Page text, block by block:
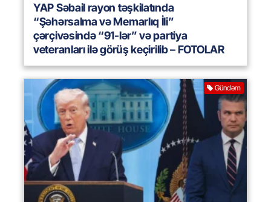
YAP Səbail rayon təşkilatında
“Şəhərsalma və Memarlıq İli”
çərçivəsində “91-lər” və partiya
veteranları ilə görüş keçirilib – FOTOLAR
Gündəm